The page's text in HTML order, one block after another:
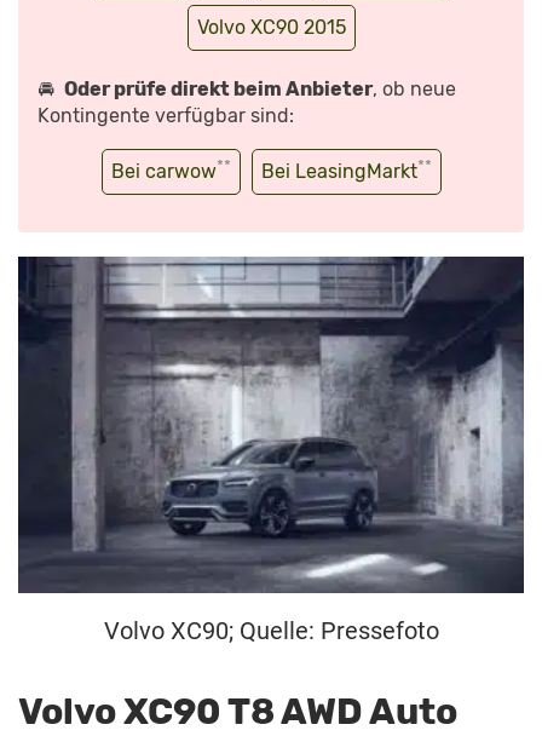
Volvo XC90 2015
🚘 Oder prüfe direkt beim Anbieter, ob neue
Kontingente verfügbar sind:
Bei carwow** Bei LeasingMarkt**
Volvo XC90; Quelle: Pressefoto
Volvo XC90 T8 AWD Auto